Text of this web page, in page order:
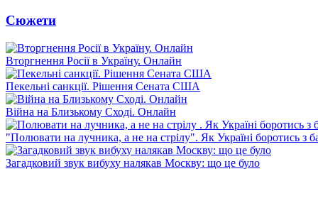
Сюжети
Вторгнення Росії в Україну. Онлайн
Пекельні санкції. Рішення Сената США
Війна на Близькому Сході. Онлайн
"Полювати на лучника, а не на стрілу". Як Україні боротись з
Загадковий звук вибуху налякав Москву: що це було